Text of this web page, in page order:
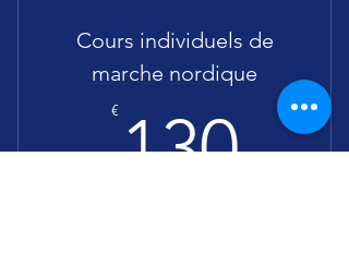
Cours individuels de
marche nordique
€130130€